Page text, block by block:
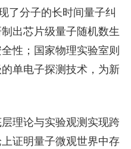
了分子的长时间量子纠
出芯片级量子随机数生
性；国家物理实验室则
单电子探测技术，为新
理论与实验观测实现跨
证明量子微观世界中存